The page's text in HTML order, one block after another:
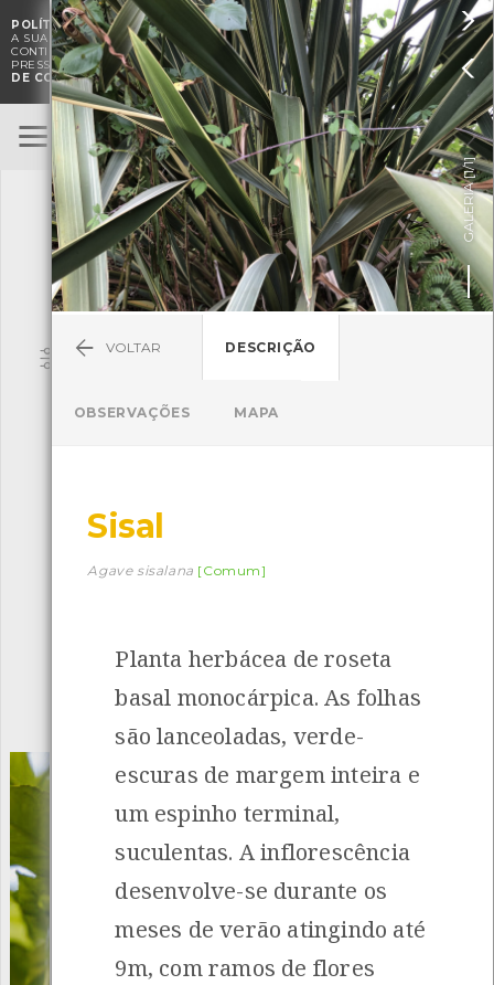
POLÍTICA DE COOKIES
. O CMIA UTILIZA COOKIES PARA MELHORAR
A SUA EXPERIÊNCIA DE NAVEGAÇÃO E PARA FINS ESTATÍSTICOS.A
CONTINUAÇÃO DA UTILIZAÇÃO DESTE WEBSITE E SERVIÇOS
PRESSUPÕE A ACEITAÇÃO DA UTILIZAÇÃO DE COOKIES.
POLÍTICA
DE COOKIES

ENTRAR
BioRegisto
TERMOS DE UTILIZAÇÃO
SUBMETER OBSERVAÇÃO
Pesquisa
Descarregar a app BioRegisto
Espécies 4839Observações


GALERIA [
1/1
]
VOLTAR DESCRIÇÃO
OBSERVAÇÕES MAPA
Sisal
Agave sisalana [Comum]
Planta herbácea de roseta
basal monocárpica. As folhas
são lanceoladas, verde-
escuras de margem inteira e
um espinho terminal,
suculentas. A inflorescência
desenvolve-se durante os
meses de verão atingindo até
9m, com ramos de flores